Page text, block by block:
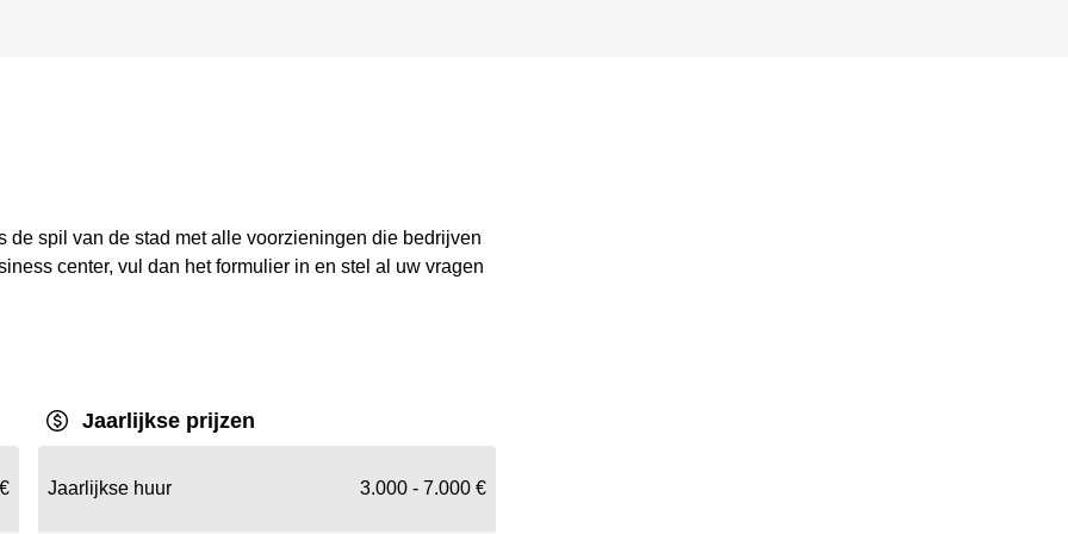
spil van de stad met alle voorzieningen die bedrijven
center, vul dan het formulier in en stel al uw vragen
Jaarlijkse prijzen
Jaarlijkse huur 3.000 - 7.000 €